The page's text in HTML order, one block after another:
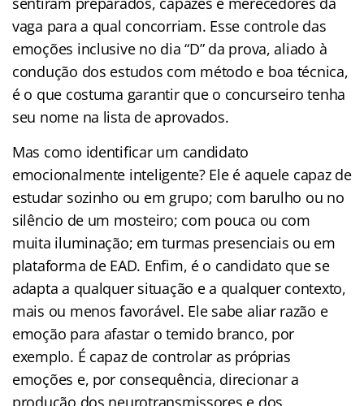
vaga para a qual concorriam. Esse controle das
emoções inclusive no dia “D” da prova, aliado à
condução dos estudos com método e boa técnica,
é o que costuma garantir que o concurseiro tenha
seu nome na lista de aprovados.
Mas como identificar um candidato
emocionalmente inteligente? Ele é aquele capaz de
estudar sozinho ou em grupo; com barulho ou no
silêncio de um mosteiro; com pouca ou com
muita iluminação; em turmas presenciais ou em
plataforma de EAD. Enfim, é o candidato que se
adapta a qualquer situação e a qualquer contexto,
mais ou menos favorável. Ele sabe aliar razão e
emoção para afastar o temido branco, por
exemplo. É capaz de controlar as próprias
emoções e, por consequência, direcionar a
produção dos neurotransmissores e dos